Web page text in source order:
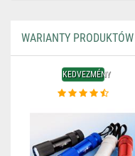
WARIANTY
KEDVEZMÉNY